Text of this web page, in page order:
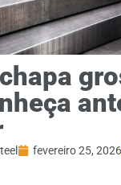
fevereiro 25, 2026